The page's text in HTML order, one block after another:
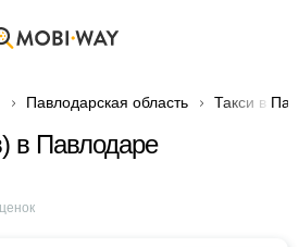
Павлодарская область Такси в
в Павлодаре